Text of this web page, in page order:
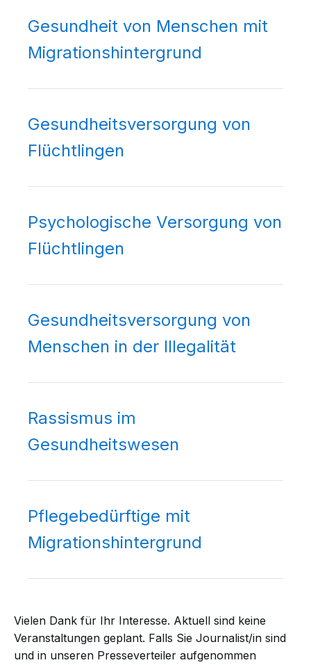
Gesundheit von Menschen mit
Migrationshintergrund
Gesundheitsversorgung von
Flüchtlingen
Psychologische Versorgung von
Flüchtlingen
Gesundheitsversorgung von
Menschen in der Illegalität
Rassismus im
Gesundheitswesen
Pflegebedürftige mit
Migrationshintergrund
Vielen Dank für Ihr Interesse. Aktuell sind keine
Veranstaltungen geplant. Falls Sie Journalist/in sind
und in unseren Presseverteiler aufgenommen